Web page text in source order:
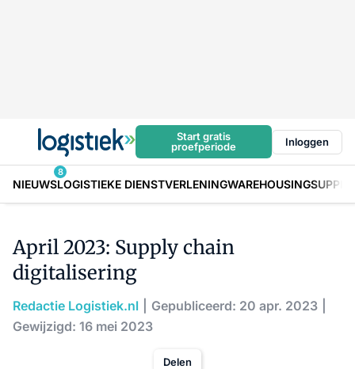
Start gratis
proefperiode
Inloggen
NIEUWS
8
LOGISTIEKE DIENSTVERLENINGWAREHOUSING
April 2023: Supply chain
digitalisering
Redactie Logistiek.nl
Gepubliceerd: 20 apr. 2023
Gewijzigd: 16 mei 2023
Delen